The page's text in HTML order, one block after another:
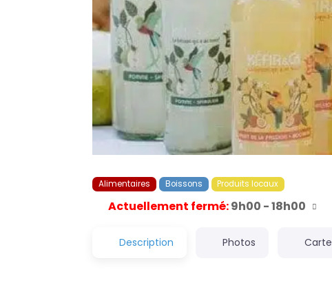
Alimentaires Boissons Produits locaux
Actuellement fermé:9h00 - 18h00
Description Photos Carte